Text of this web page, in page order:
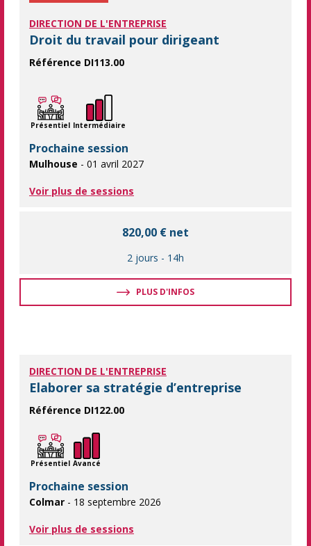
DIRECTION DE L'ENTREPRISE
Droit du travail pour dirigeant
Référence DI113.00
Présentiel Intermédiaire
Prochaine session
Mulhouse - 01 avril 2027
Voir plus de sessions
820,00 € net
2 jours - 14h
PLUS D'INFOS
DIRECTION DE L'ENTREPRISE
Elaborer sa stratégie d’entreprise
Référence DI122.00
Acquérir des outils pour pérenniser et développer son
Présentiel Avancé
Prochaine session
Colmar - 18 septembre 2026
Voir plus de sessions